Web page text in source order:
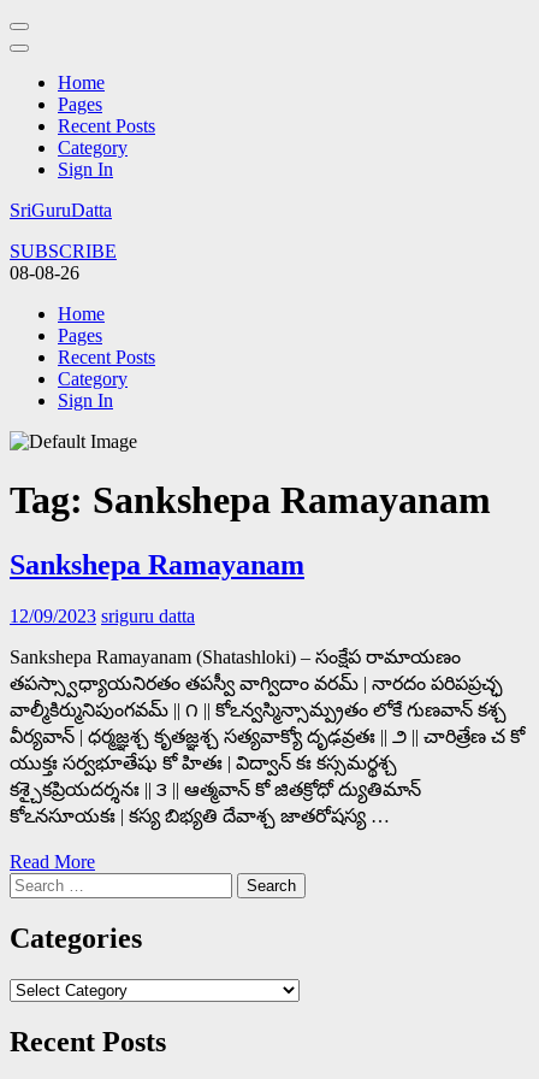
Home
Pages
Recent Posts
Category
Sign In
Skip
content
(Press
SriGuruDatta
SUBSCRIBE
08-08-26
Home
Pages
Recent Posts
Category
Sign In
Tag: Sankshepa Ramayanam
Sankshepa Ramayanam
12/09/2023 sriguru datta
Sankshepa Ramayanam (Shatashloki) – సంక్షేప రామాయణం
తపస్స్వాధ్యాయనిరతం తపస్వీ వాగ్విదాం వరమ్ | నారదం పరిపప్రచ్ఛ
వాల్మీకిర్మునిపుంగవమ్ || ౧ || కోఽన్వస్మిన్సామ్ప్రతం లోకే గుణవాన్ కశ్చ
వీర్యవాన్ | ధర్మజ్ఞశ్చ కృతజ్ఞశ్చ సత్యవాక్యో దృఢవ్రతః || ౨ || చారిత్రేణ చ కో
యుక్తః సర్వభూతేషు కో హితః | విద్వాన్ కః కస్సమర్థశ్చ
కశ్చైకప్రియదర్శనః || ౩ || ఆత్మవాన్ కో జితక్రోధో ద్యుతిమాన్
కోఽనసూయకః | కస్య బిభ్యతి దేవాశ్చ జాతరోషస్య …
Read More
Search
for:
Categories
Categories
Recent Posts